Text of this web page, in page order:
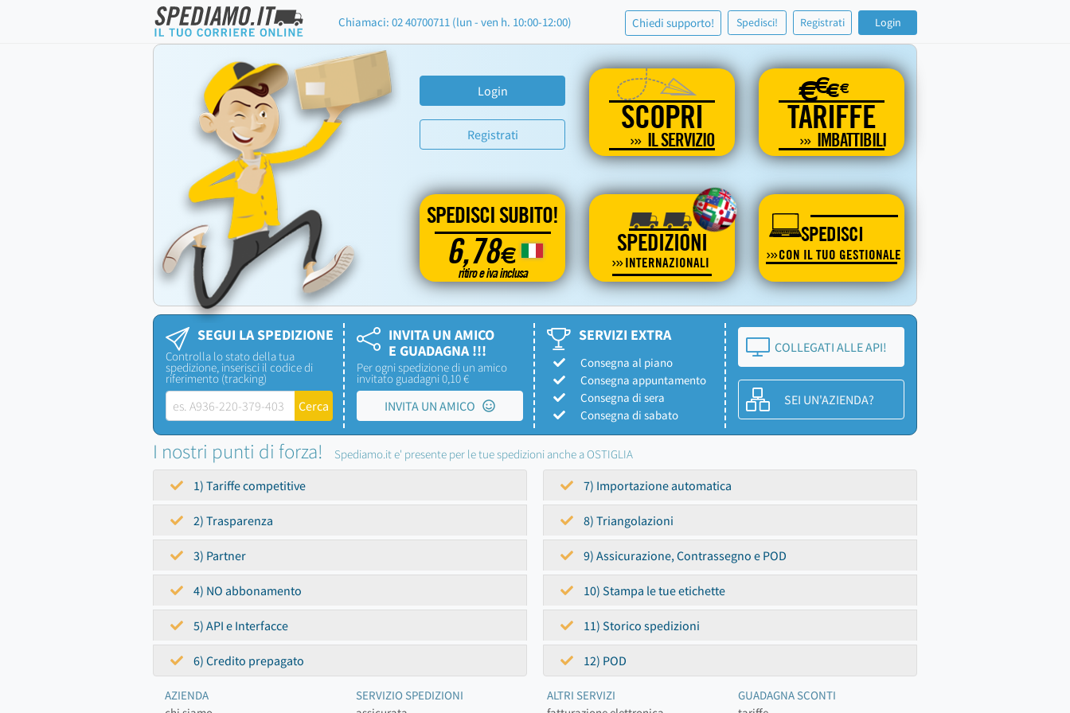
Chiamaci: 02 40700711 (lun - ven h. 10:00-12:00) Chiedi supporto! Spedisci! Registrati Login
Login
Registrati SCOPRI
IL SERVIZIO
€€€€
TARIFFE
IMBATTIBILI
SPEDISCI SUBITO!
6,78€
ritiro e iva inclusa
SPEDIZIONI
INTERNAZIONALI
SPEDISCI
CON IL TUO GESTIONALE
SEGUI LA SPEDIZIONE
Controlla lo stato della tua
spedizione, inserisci il codice di
riferimento (tracking)
INVITA UN AMICO
E GUADAGNA !!!
Per ogni spedizione di un amico
invitato guadagni 0,10 €
INVITA UN AMICO
SERVIZI EXTRA
Consegna al piano
Consegna appuntamento
Consegna di sera
Consegna di sabato
COLLEGATI ALLE API!
SEI UN'AZIENDA?
I nostri punti di forza! Spediamo.it e' presente per le tue spedizioni anche a OSTIGLIA
1) Tariffe competitive
2) Trasparenza
3) Partner
4) NO abbonamento
5) API e Interfacce
6) Credito prepagato
7) Importazione automatica
8) Triangolazioni
9) Assicurazione, Contrassegno e POD
10) Stampa le tue etichette
11) Storico spedizioni
12) POD
AZIENDA
SERVIZIO SPEDIZIONI
ALTRI SERVIZI
GUADAGNA SCONTI